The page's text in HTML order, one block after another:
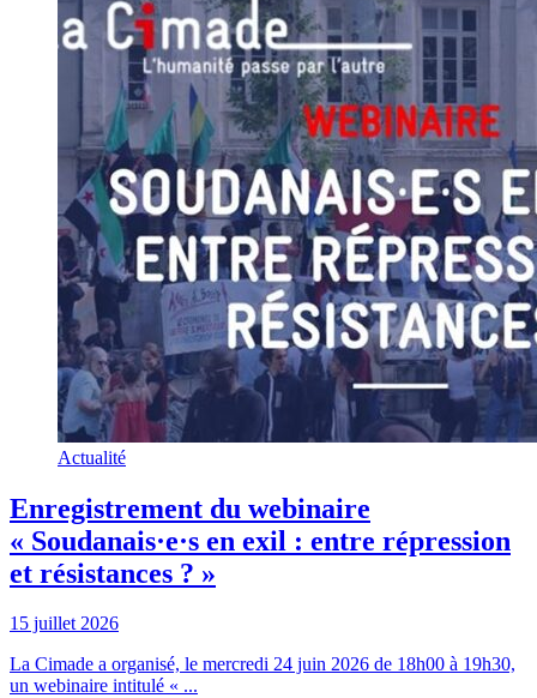
Actualité
Enregistrement du webinaire
« Soudanais·e·s en exil : entre répression
et résistances ? »
15 juillet 2026
La Cimade a organisé, le mercredi 24 juin 2026 de 18h00 à 19h30,
un webinaire intitulé « ...